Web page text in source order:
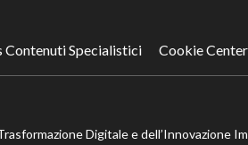
Contenuti Specialistici Cookie Center
Digitale e dell’Innovazione